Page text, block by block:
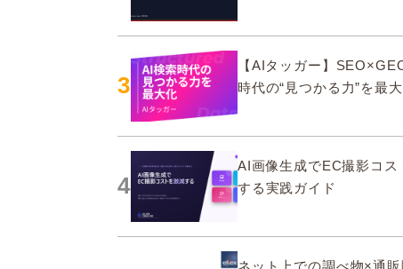
3
【AIタッガー】
時代の“見つかる力”を最
4
AI画像生成でEC撮影コス
する実践ガイド
ネット上での調べ物×通